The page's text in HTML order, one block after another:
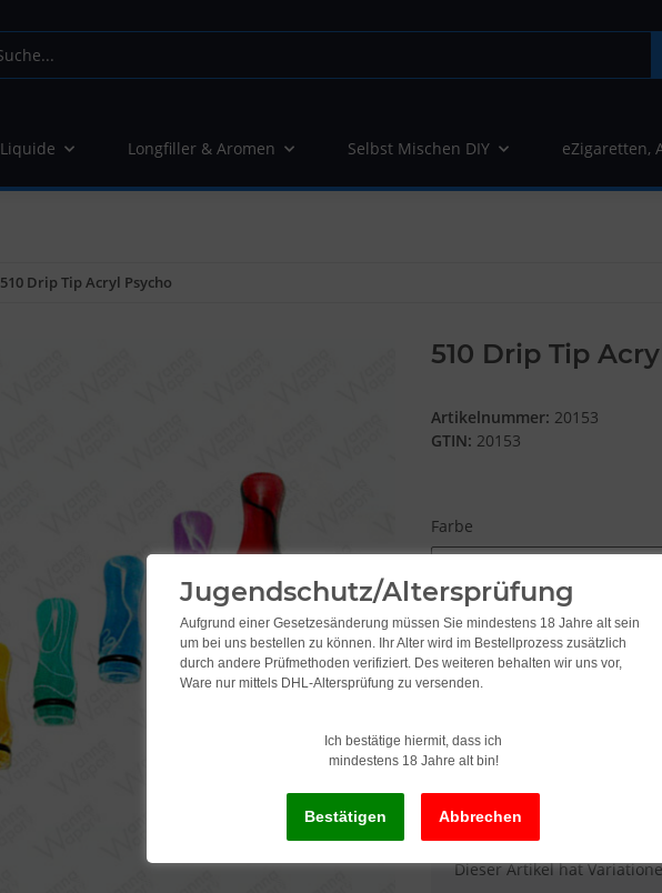
Liquide Longfiller & Aromen Selbst Mischen DIY eZigaretten,
510 Drip Tip Acryl Psycho
510 Drip Tip
Artikelnummer: 20153
GTIN: 20153
Farbe
3,95
x
Dieser Artikel hat
Jugendschutz/Altersprüfung
Aufgrund einer Gesetzesänderung müssen Sie mindestens 18 Jahre alt sein
um bei uns bestellen zu können. Ihr Alter wird im Bestellprozess zusätzlich
durch andere Prüfmethoden verifiziert. Des weiteren behalten wir uns vor,
Ware nur mittels DHL-Altersprüfung zu versenden.
Ich bestätige hiermit, dass ich
mindestens 18 Jahre alt bin!